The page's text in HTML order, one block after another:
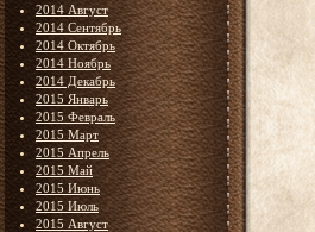
2014 Август
2014 Сентябрь
2014 Октябрь
2014 Ноябрь
2014 Декабрь
2015 Январь
2015 Февраль
2015 Март
2015 Апрель
2015 Май
2015 Июнь
2015 Июль
2015 Август